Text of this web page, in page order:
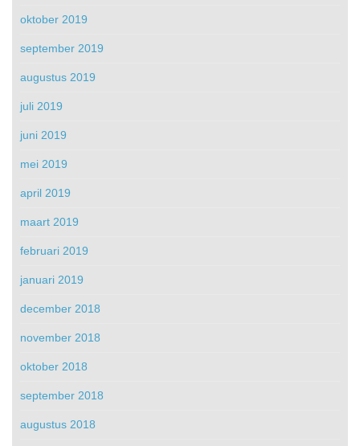
oktober 2019
september 2019
augustus 2019
juli 2019
juni 2019
mei 2019
april 2019
maart 2019
februari 2019
januari 2019
december 2018
november 2018
oktober 2018
september 2018
augustus 2018